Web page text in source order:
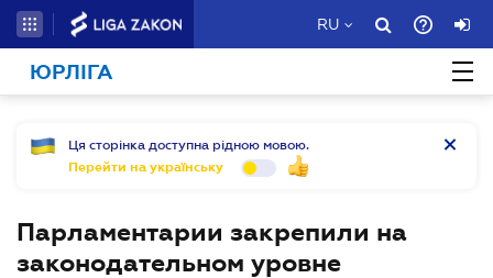
RU
ЮРЛІГА
Ця сторінка доступна рідною мовою.
Перейти на українську
Парламентарии закрепили на
законодательном уровне